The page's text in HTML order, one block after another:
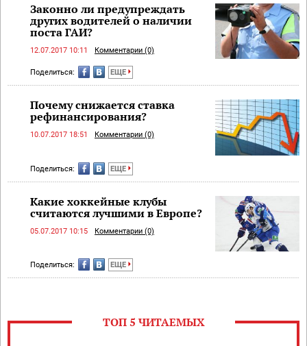
Законно ли предупреждать
других водителей о наличии
поста ГАИ?
12.07.2017 10:11 Комментарии (0)
Поделиться: ЕЩЕ
Почему снижается ставка
рефинансирования?
10.07.2017 18:51 Комментарии (0)
Поделиться: ЕЩЕ
Какие хоккейные клубы
считаются лучшими в Европе?
05.07.2017 10:15 Комментарии (0)
Поделиться: ЕЩЕ
ТОП 5 ЧИТАЕМЫХ